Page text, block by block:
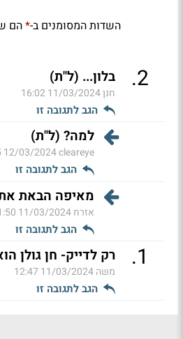
השדות המסומנים ב-*הם
2
. בלון... (ל"ת)
חנן11/03/2024 16:02
הגב לתגובה זו
למה? (ל"ת)
cleareye
12/03/2024 00:05
הגב לתגובה זו
מאיפה הבאת את
אזרח11/03/2024 21:50
הגב לתגובה זו
1
. רק לדייק- חן גולן
משה11/03/2024 12:47
הגב לתגובה זו